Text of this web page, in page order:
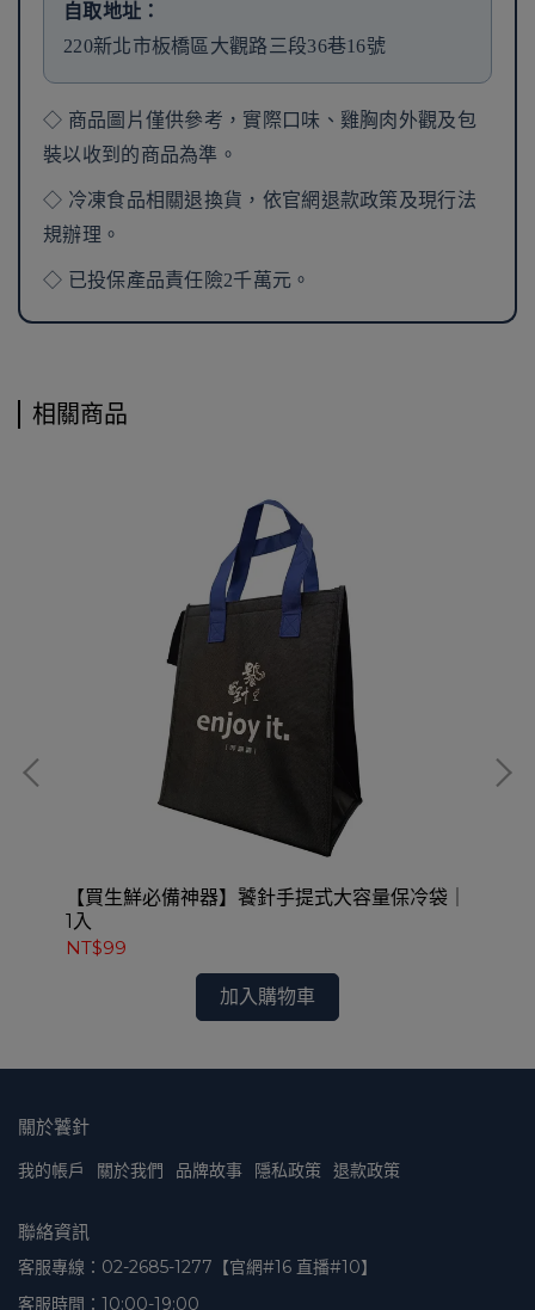
自取地址：
220新北市板橋區大觀路三段36巷16號
◇ 商品圖片僅供參考，實際口味、雞胸肉外觀及包
裝以收到的商品為準。
◇ 冷凍食品相關退換貨，依官網退款政策及現行法
規辦理。
◇ 已投保產品責任險2千萬元。
相關商品
【買生鮮必備神器】饕針手提式大容量保冷袋｜
1入
NT$99
加入購物車
關於饕針
我的帳戶 關於我們 品牌故事 隱私政策 退款政策
聯絡資訊
客服專線：02-2685-1277【官網#16 直播#10】
客服時間：10:00-19:00